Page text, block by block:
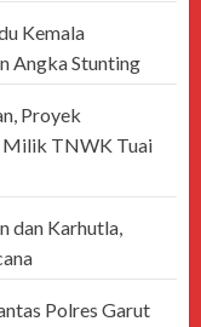
Kemala
Angka Stunting
Proyek
Milik TNWK Tuai
dan Karhutla,
Polres Garut